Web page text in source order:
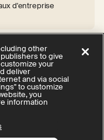
d'entreprise
Cookie Settings
other
to give
your
deliver
and via social
to customize
you
information